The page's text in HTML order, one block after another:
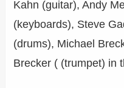
Kahn (guitar), Andy
(keyboards), Steve
(drums), Michael
Brecker ( (trumpet) in